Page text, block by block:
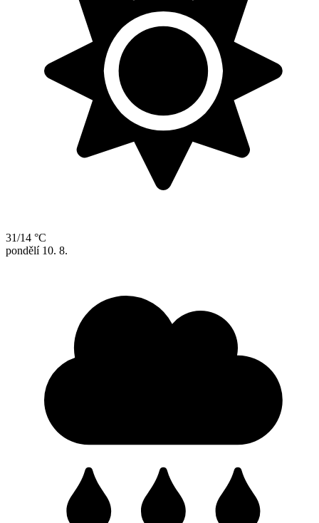
31/14 °C
pondělí 10. 8.